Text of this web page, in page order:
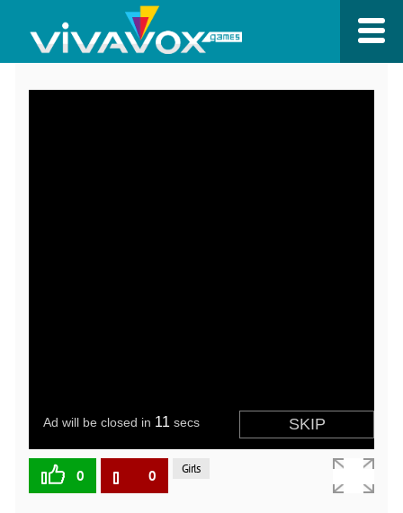
0 0 Girls